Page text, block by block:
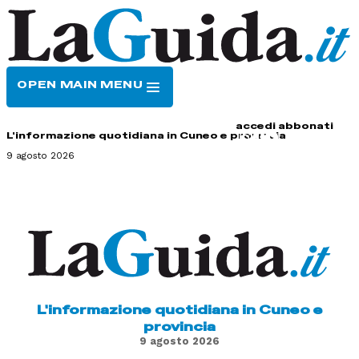
OPEN MAIN MENU
accedi abbonati
L'informazione quotidiana in Cuneo e provincia
9 agosto 2026
L'informazione quotidiana in Cuneo e
provincia
9 agosto 2026